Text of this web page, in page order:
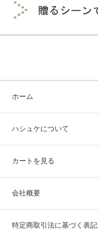
ホーム
ハシュケについて
カートを見る
会社概要
特定商取引法に基づく表記